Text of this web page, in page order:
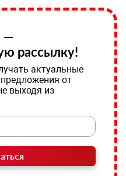
—
рассылку!
актуальные
от
выходя из